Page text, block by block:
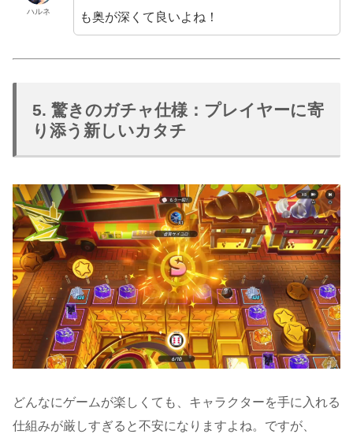
ハルネ
も奥が深くて良いよね！
5. 驚きのガチャ仕様：プレイヤーに寄
り添う新しいカタチ
どんなにゲームが楽しくても、キャラクターを手に入れる
仕組みが厳しすぎると不安になりますよね。ですが、